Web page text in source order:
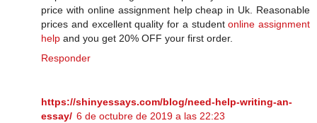
price with online assignment help cheap in Uk. Reasonable
prices and excellent quality for a studentonline assignment
help and you get 20% OFF your first order.
Responder
https://shinyessays.com/blog/need-help-writing-an-
essay/ 6 de octubre de 2019 a las 22:23